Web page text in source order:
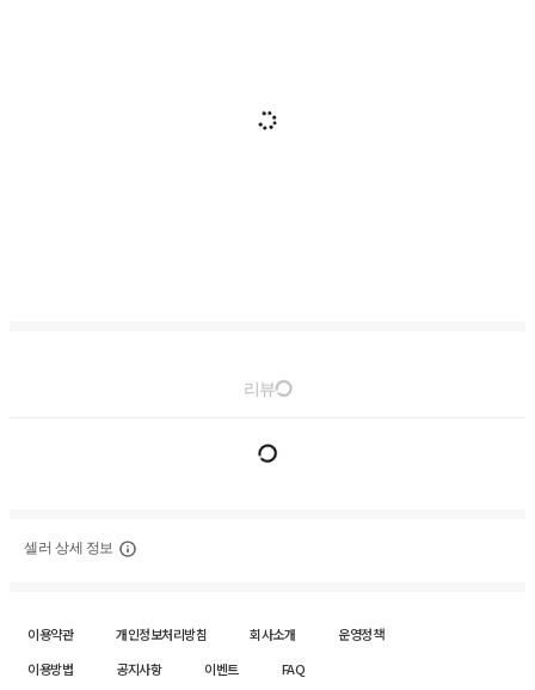
리뷰
셀러 상세 정보
이용약관 개인정보처리방침 회사소개
운영정책
이용방법
공지사항 이벤트 FAQ